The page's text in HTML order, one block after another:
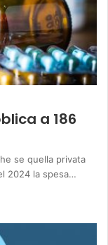
a 186
se quella privata
2024 la spesa…